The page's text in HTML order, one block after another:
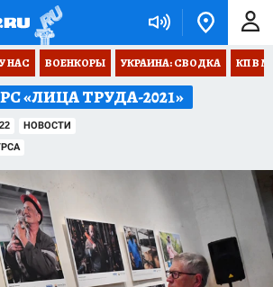
НАС ВОЕНКОРЫ УКРАИНА: СВОДКА КП В
«ЛИЦА ТРУДА-2021»
НОВОСТИ